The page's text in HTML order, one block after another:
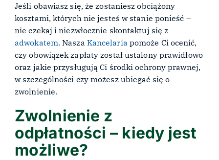
Jeśli obawiasz się, że zostaniesz obciążony
kosztami, których nie jesteś w stanie ponieść –
nie czekaj i niezwłocznie skontaktuj się z
adwokatem. Nasza Kancelaria pomoże Ci ocenić,
czy obowiązek zapłaty został ustalony prawidłowo
oraz jakie przysługują Ci środki ochrony prawnej,
w szczególności czy możesz ubiegać się o
zwolnienie.
Zwolnienie z
odpłatności – kiedy jest
możliwe?